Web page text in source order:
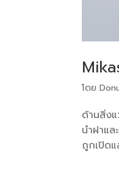
โดย
ด้านสิ่ง
นำฝาแล
ถูกเปิด